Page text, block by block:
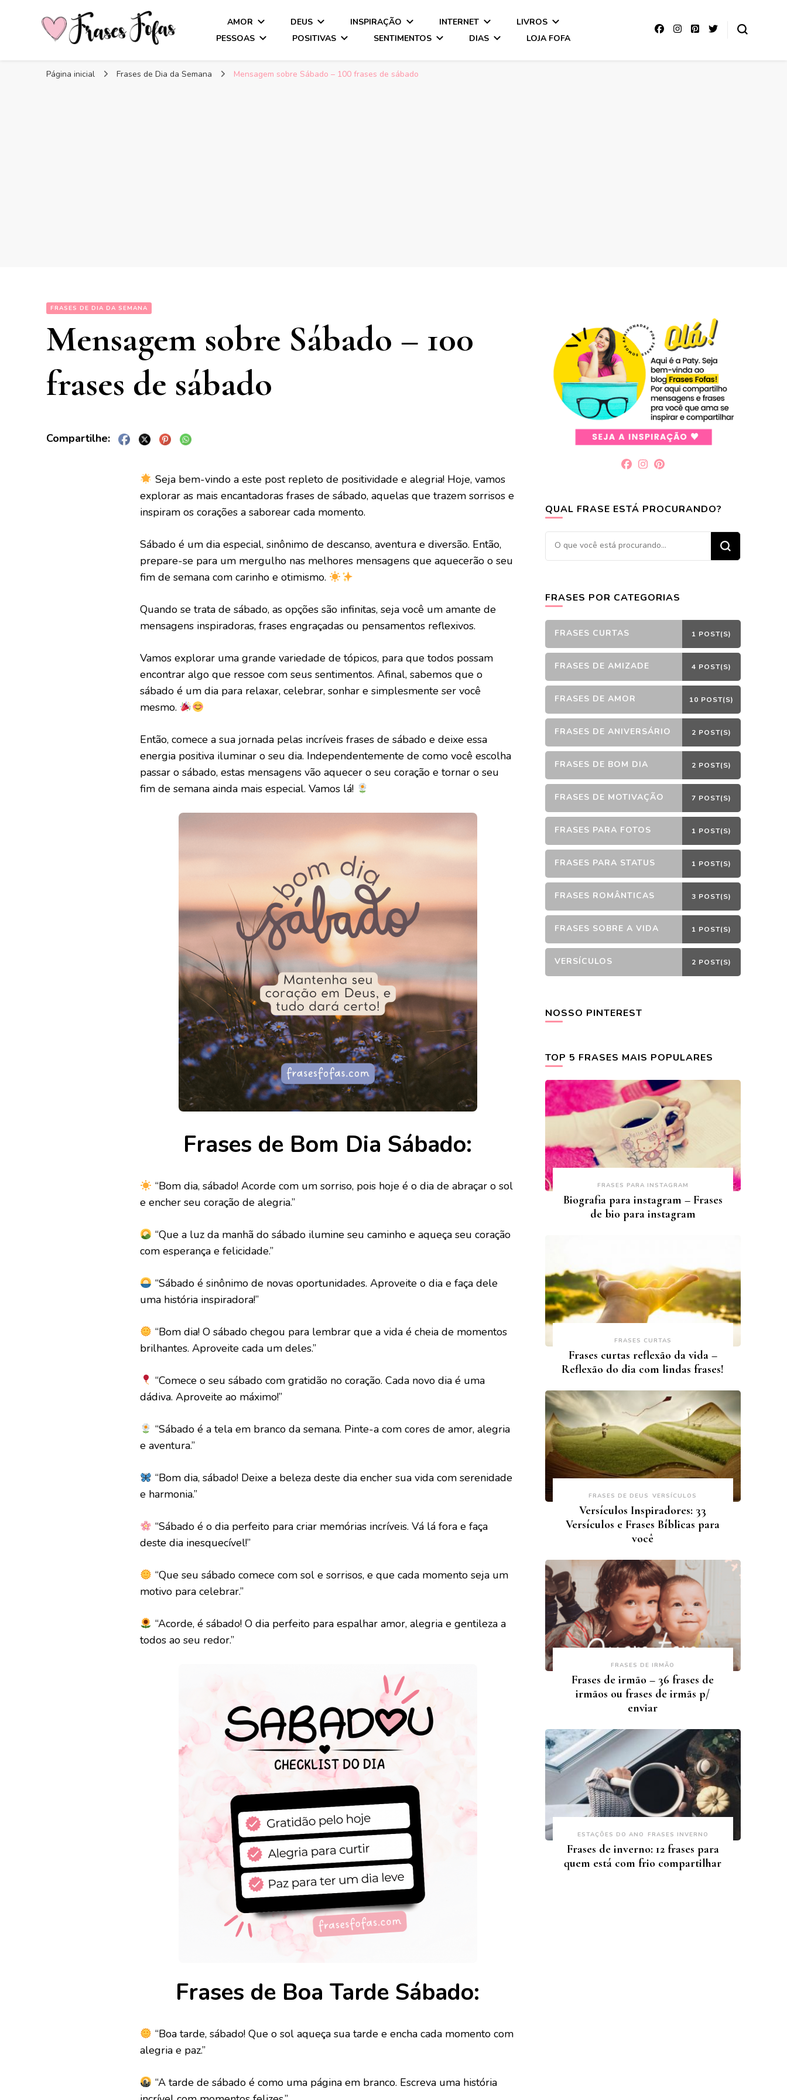
Frases Fofas
AMOR DEUS INSPIRAÇÃO INTERNET
LIVROS
PESSOAS
POSITIVAS SENTIMENTOS DIAS LOJA FOFA
Página inicial Frases de Dia da Semana Mensagem sobre Sábado – 100 frases de sábado
FRASES DE DIA DA SEMANA
Mensagem sobre Sábado – 100
frases de sábado
Seja bem-vindo a este post repleto de positividade e alegria! Hoje, vamos
explorar as mais encantadoras frases de sábado, aquelas que trazem sorrisos e
inspiram os corações a saborear cada momento.
Sábado é um dia especial, sinônimo de descanso, aventura e diversão. Então,
prepare-se para um mergulho nas melhores mensagens que aquecerão o seu
fim de semana com carinho e otimismo.
Quando se trata de sábado, as opções são infinitas, seja você um amante de
mensagens inspiradoras, frases engraçadas ou pensamentos reflexivos.
Vamos explorar uma grande variedade de tópicos, para que todos possam
encontrar algo que ressoe com seus sentimentos. Afinal, sabemos que o
sábado é um dia para relaxar, celebrar, sonhar e simplesmente ser você
mesmo.
Então, comece a sua jornada pelas incríveis frases de sábado e deixe essa
energia positiva iluminar o seu dia. Independentemente de como você escolha
passar o sábado, estas mensagens vão aquecer o seu coração e tornar o seu
fim de semana ainda mais especial. Vamos lá!
Frases de Bom Dia Sábado:
“Bom dia, sábado! Acorde com um sorriso, pois hoje é o dia de abraçar o sol
e encher seu coração de alegria.”
“Que a luz da manhã do sábado ilumine seu caminho e aqueça seu coração
com esperança e felicidade.”
“Sábado é sinônimo de novas oportunidades. Aproveite o dia e faça dele
uma história inspiradora!”
“Bom dia! O sábado chegou para lembrar que a vida é cheia de momentos
brilhantes. Aproveite cada um deles.”
“Comece o seu sábado com gratidão no coração. Cada novo dia é uma
dádiva. Aproveite ao máximo!”
“Sábado é a tela em branco da semana. Pinte-a com cores de amor, alegria
e aventura.”
“Bom dia, sábado! Deixe a beleza deste dia encher sua vida com serenidade
e harmonia.”
“Sábado é o dia perfeito para criar memórias incríveis. Vá lá fora e faça
deste dia inesquecível!”
“Que seu sábado comece com sol e sorrisos, e que cada momento seja um
motivo para celebrar.”
“Acorde, é sábado! O dia perfeito para espalhar amor, alegria e gentileza a
todos ao seu redor.”
Frases de Boa Tarde Sábado:
“Boa tarde, sábado! Que o sol aqueça sua tarde e encha cada momento com
alegria e paz.”
“A tarde de sábado é como uma página em branco. Escreva uma história
QUAL FRASE ESTÁ PROCURANDO?
Procurando
algo?
FRASES POR CATEGORIAS
FRASES CURTAS 1 POST(S)
FRASES DE AMIZADE 4 POST(S)
FRASES DE AMOR 10 POST(S)
FRASES DE ANIVERSÁRIO 2 POST(S)
FRASES DE BOM DIA 2 POST(S)
FRASES DE MOTIVAÇÃO 7 POST(S)
FRASES PARA FOTOS 1 POST(S)
FRASES PARA STATUS 1 POST(S)
FRASES ROMÂNTICAS 3 POST(S)
FRASES SOBRE A VIDA 1 POST(S)
VERSÍCULOS 2 POST(S)
NOSSO PINTEREST
TOP 5 FRASES MAIS POPULARES
FRASES PARA INSTAGRAM
Biografia para instagram – Frases
de bio para instagram
FRASES CURTAS
Frases curtas reflexão da vida –
Reflexão do dia com lindas frases!
FRASES DE DEUS VERSÍCULOS
Versículos Inspiradores: 33
Versículos e Frases Bíblicas para
você
FRASES DE IRMÃO
Frases de irmão – 36 frases de
irmãos ou frases de irmãs p/
enviar
ESTAÇÕES DO ANO FRASES INVERNO
Frases de inverno: 12 frases para
quem está com frio compartilhar